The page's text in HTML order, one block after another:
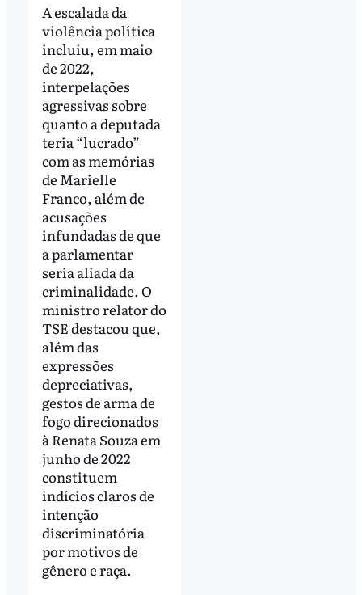
A escalada da
violência política
incluiu, em maio
de 2022,
interpelações
agressivas sobre
quanto a deputada
teria “lucrado”
com as memórias
de Marielle
Franco, além de
acusações
infundadas de que
a parlamentar
seria aliada da
criminalidade. O
ministro relator do
TSE destacou que,
além das
expressões
depreciativas,
gestos de arma de
fogo direcionados
à Renata Souza em
junho de 2022
constituem
indícios claros de
intenção
discriminatória
por motivos de
gênero e raça.